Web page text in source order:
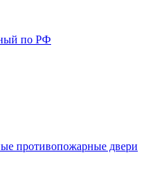
по РФ
противопожарные двери